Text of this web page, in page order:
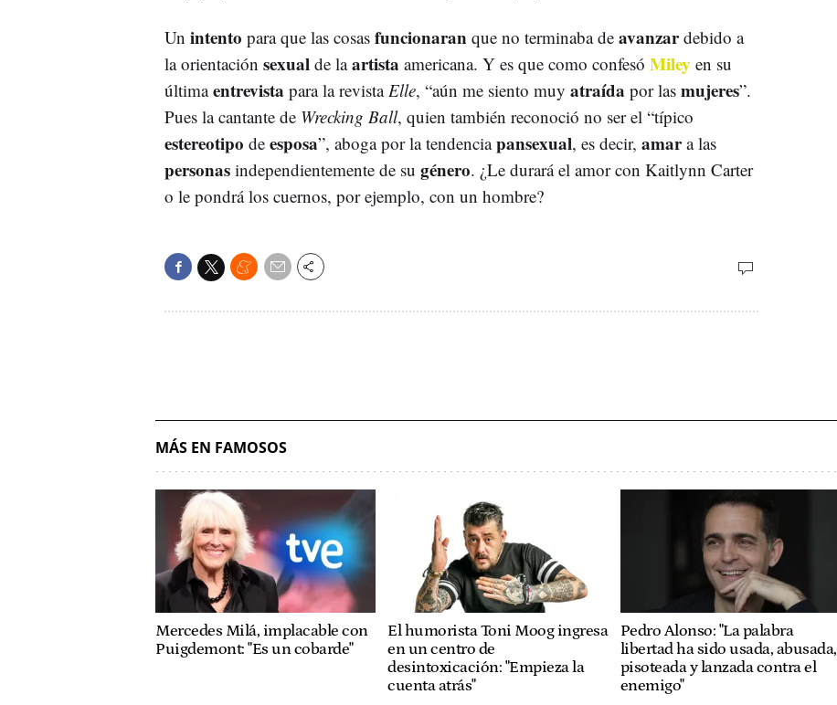
Un intento para que las cosas funcionaran que no terminaba de avanzardebido a
la orientación sexual de laartista americana. Y es que como confesó Miley en su
últimaentrevista para la revistaElle, “aún me siento muy atraída por las mujeres”.
Pues la cantante de Wrecking Ball, quien también reconoció no ser el “típico
estereotipo de esposa”, aboga por la tendenciapansexual, es decir, amara las
personas independientemente de su género. ¿Le durará el amor con Kaitlynn Carter
o le pondrá los cuernos, por ejemplo, con un hombre?
MÁS EN FAMOSOS
Mercedes Milá, implacable con
Puigdemont: "Es un cobarde"
El humorista Toni Moog ingresa
en un centro de
desintoxicación: "Empieza la
cuenta atrás"
Pedro Alonso: "La palabra
libertad ha sido usada, abusada,
pisoteada y lanzada contra el
enemigo"